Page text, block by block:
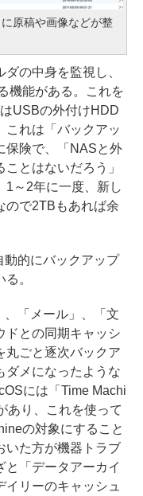
原稿や画像などが整
の中身を監視し、
機能がある。これを
USBの外付けHDD
これは「バックアッ
保険で、「NASと外
とはないだろう」
1～2年に一度、新し
ので2TBもあれば余
的にバックアップ
。
「メール」、「文
ドとの同期キャッシ
丸ごと逐次バックア
ダメになったような
には「Time Machi
あり、これを使って
の対象にすること
いた方が機器トラブ
と「データアーカイ
イリーのキャッシュ